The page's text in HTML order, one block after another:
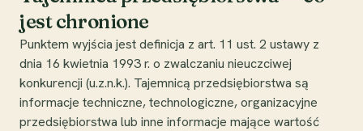
jest chronione
Punktem wyjścia jest definicja z art. 11 ust. 2 ustawy z
dnia 16 kwietnia 1993 r. o zwalczaniu nieuczciwej
konkurencji (u.z.n.k.). Tajemnicą przedsiębiorstwa są
informacje techniczne, technologiczne, organizacyjne
przedsiębiorstwa lub inne informacje mające wartość